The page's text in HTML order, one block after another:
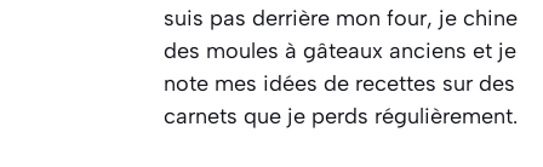
suis pas derrière mon four, je chine
des moules à gâteaux anciens et je
note mes idées de recettes sur des
carnets que je perds régulièrement.